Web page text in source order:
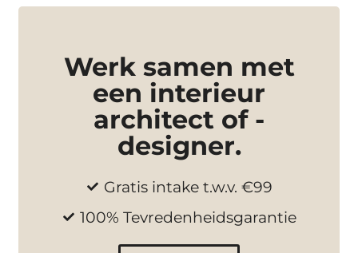
Werk samen met
een interieur
architect of -
designer.
Gratis intake t.w.v. €99
100% Tevredenheidsgarantie